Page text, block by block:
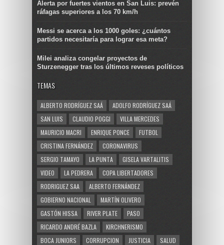
Alerta por fuertes vientos en San Luis: prevén
ráfagas superiores a los 70 km/h
Messi se acerca a los 1000 goles: ¿cuántos
partidos necesitaría para lograr esa meta?
Milei analiza congelar proyectos de
Sturzenegger tras los últimos reveses políticos
TEMAS
ALBERTO RODRÍGUEZ SAÁ
ADOLFO RODRÍGUEZ SAÁ
SAN LUIS
CLAUDIO POGGI
VILLA MERCEDES
MAURICIO MACRI
ENRIQUE PONCE
FUTBOL
CRISTINA FERNÁNDEZ
CORONAVIRUS
SERGIO TAMAYO
LA PUNTA
GISELA VARTALITIS
VIDEO
LA PEDRERA
COPA LIBERTADORES
RODRIGUEZ SAA
ALBERTO FERNÁNDEZ
GOBIERNO NACIONAL
MARTÍN OLIVERO
GASTÓN HISSA
RIVER PLATE
PASO
RICARDO ANDRÉ BAZLA
KIRCHNERISMO
BOCA JUNIORS
CORRUPCION JUSTICIA SALUD